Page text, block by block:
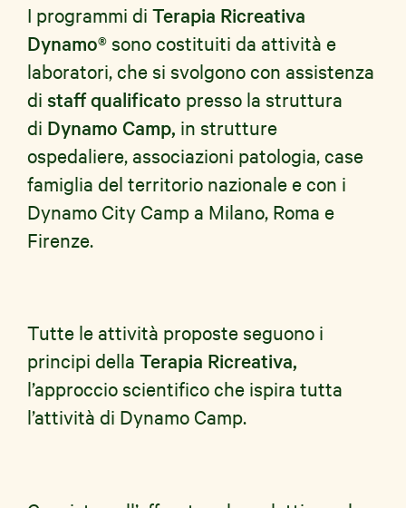
I programmi di Terapia Ricreativa
Dynamo®sono costituiti da attività e
laboratori, che si svolgono con assistenza
di staff qualificato presso la struttura
di Dynamo Camp, in strutture
ospedaliere, associazioni patologia, case
famiglia del territorio nazionale e con i
Dynamo City Camp a Milano, Roma e
Firenze.
Tutte le attività proposte seguono i
principi della Terapia Ricreativa,
l’approccio scientifico che ispira tutta
l’attività di Dynamo Camp.